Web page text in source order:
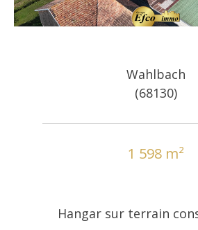
Wahlbach
(68130)
1 598 m²
Hangar sur terrain